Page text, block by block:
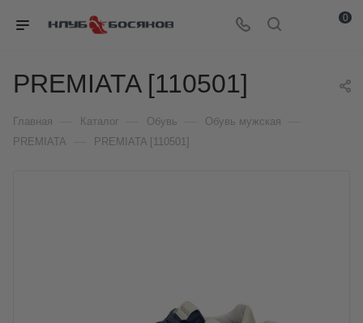
0
PREMIATA [110501]
Главная Каталог Обувь Обувь мужская
PREMIATA PREMIATA [110501]